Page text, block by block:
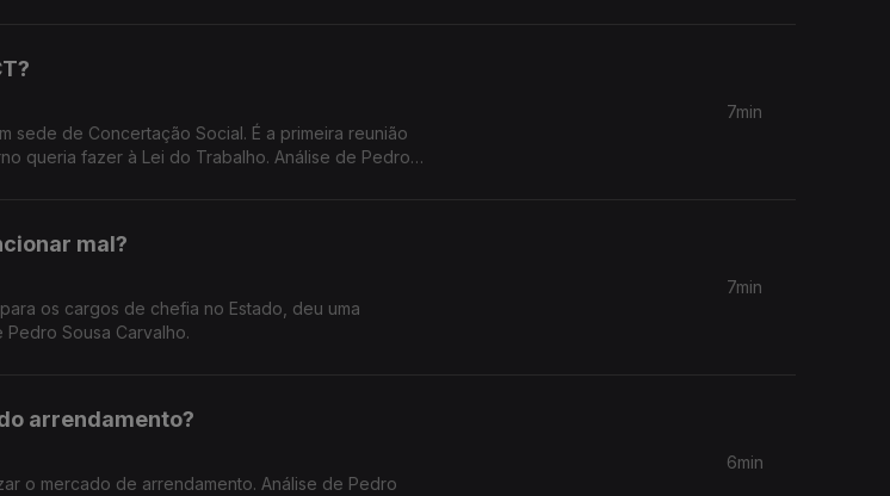
sede de Concertação Social. É a primeira reunião
queria fazer à Lei do Trabalho. Análise de Pedro
7min
mal?
os cargos de chefia no Estado, deu uma
Sousa Carvalho.
7min
arrendamento?
o mercado de arrendamento. Análise de Pedro
6min